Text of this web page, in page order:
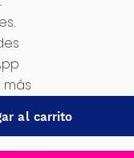
más
al carrito